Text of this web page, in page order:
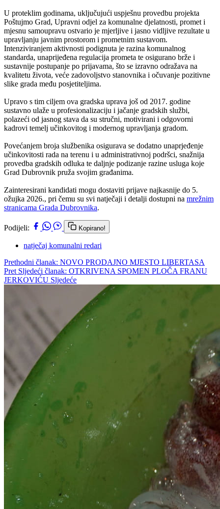
U proteklim godinama, uključujući uspješnu provedbu projekta
Poštujmo Grad, Upravni odjel za komunalne djelatnosti, promet i
mjesnu samoupravu ostvario je mjerljive i jasno vidljive rezultate u
upravljanju javnim prostorom i prometnim sustavom.
Intenziviranjem aktivnosti podignuta je razina komunalnog
standarda, unaprijeđena regulacija prometa te osigurano brže i
sustavnije postupanje po prijavama, što se izravno odražava na
kvalitetu života, veće zadovoljstvo stanovnika i očuvanje pozitivne
slike grada među posjetiteljima.
Upravo s tim ciljem ova gradska uprava još od 2017. godine
sustavno ulaže u profesionalizaciju i jačanje gradskih službi,
polazeći od jasnog stava da su stručni, motivirani i odgovorni
kadrovi temelj učinkovitog i modernog upravljanja gradom.
Povećanjem broja službenika osigurava se dodatno unaprjeđenje
učinkovitosti rada na terenu i u administrativnoj podršci, snažnija
provedba gradskih odluka te daljnje podizanje razine usluga koje
Grad Dubrovnik pruža svojim građanima.
Zainteresirani kandidati mogu dostaviti prijave najkasnije do 5.
ožujka 2026., pri čemu su svi natječaji i detalji dostupni na mrežnim
stranicama Grada Dubrovnika.
Podijeli: Kopirano!
natječaj komunalni redari
Prethodni članak: NOVO PRODAJNO MJESTO LIBERTASA
Pret Sljedeći članak: OTKRIVENA SPOMEN PLOČA FRANU
JERKOVIĆU Sljedeće